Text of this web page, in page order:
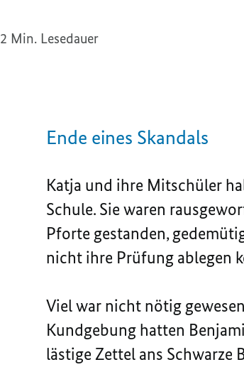
2 Min. Lesedauer
Ende eines Skandals
Katja und ihre Mitschüler
Schule. Sie waren
Pforte gestanden,
nicht ihre Prüfung ablegen
Viel war nicht nötig
Kundgebung hatten
lästige Zettel ans Schwarze